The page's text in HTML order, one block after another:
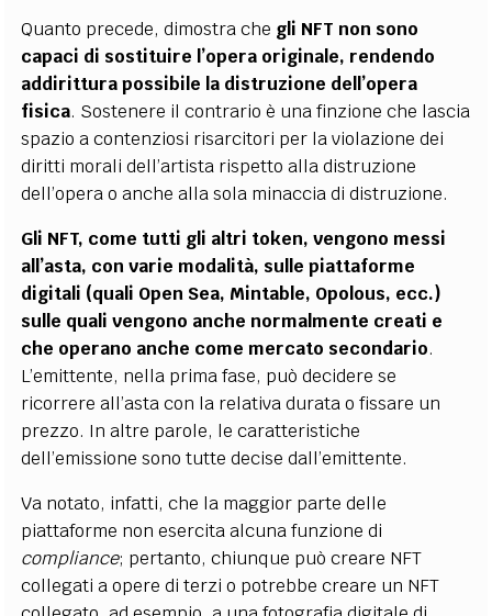
Quanto precede, dimostra che gli NFT non sono
capaci di sostituire l’opera originale, rendendo
addirittura possibile la distruzione dell’opera
fisica. Sostenere il contrario è una finzione che lascia
spazio a contenziosi risarcitori per la violazione dei
diritti morali dell’artista rispetto alla distruzione
dell’opera o anche alla sola minaccia di distruzione.
Gli NFT, come tutti gli altri token, vengono messi
all’asta, con varie modalità, sulle piattaforme
digitali (quali Open Sea, Mintable, Opolous, ecc.)
sulle quali vengono anche normalmente creati e
che operano anche come mercato secondario.
L’emittente, nella prima fase, può decidere se
ricorrere all’asta con la relativa durata o fissare un
prezzo. In altre parole, le caratteristiche
dell’emissione sono tutte decise dall’emittente.
Va notato, infatti, che la maggior parte delle
piattaforme non esercita alcuna funzione di
compliance; pertanto, chiunque può creare NFT
collegati a opere di terzi o potrebbe creare un NFT